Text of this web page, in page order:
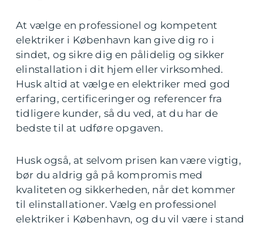
At vælge en professionel og kompetent
elektriker i København kan give dig ro i
sindet, og sikre dig en pålidelig og sikker
elinstallation i dit hjem eller virksomhed.
Husk altid at vælge en elektriker med god
erfaring, certificeringer og referencer fra
tidligere kunder, så du ved, at du har de
bedste til at udføre opgaven.
Husk også, at selvom prisen kan være vigtig,
bør du aldrig gå på kompromis med
kvaliteten og sikkerheden, når det kommer
til elinstallationer. Vælg en professionel
elektriker i København, og du vil være i stand